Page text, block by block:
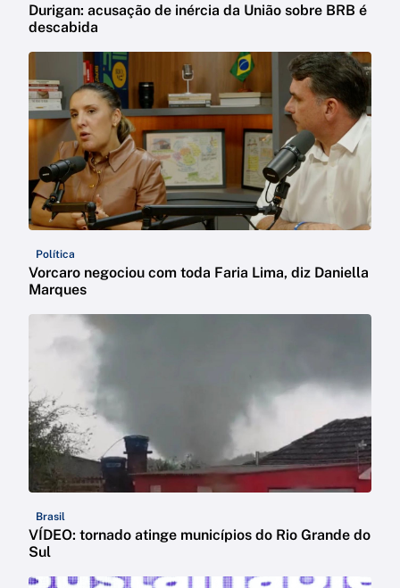
Durigan: acusação de inércia da União sobre BRB é
descabida
Política
Vorcaro negociou com toda Faria Lima, diz Daniella
Marques
Brasil
VÍDEO: tornado atinge municípios do Rio Grande do
Sul